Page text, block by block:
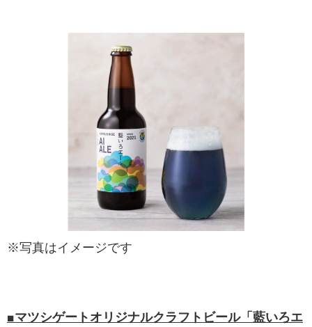
※写真はイメージです
■マツシゲートオリジナルクラフトビール「藍いろエ